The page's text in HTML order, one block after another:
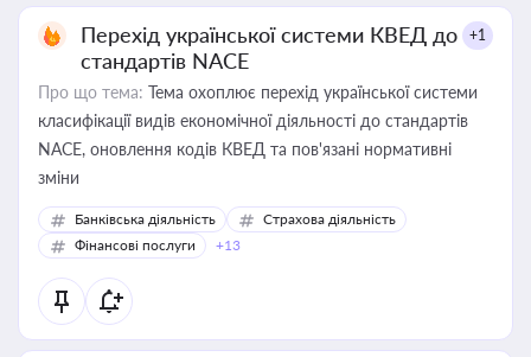
Перехід української системи КВЕД до
стандартів NACE
+1
Про що тема: Тема охоплює перехід української системи
класифікації видів економічної діяльності до стандартів
NACE, оновлення кодів КВЕД та пов'язані нормативні
зміни
Банківська діяльність
Страхова діяльність
Фінансові послуги
+13